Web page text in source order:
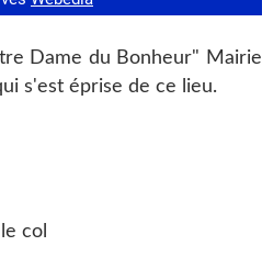
Dame du Bonheur" Mairie
s'est éprise de ce lieu.
col